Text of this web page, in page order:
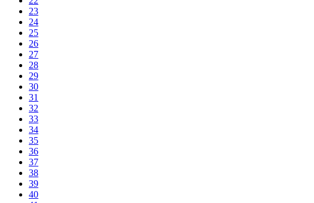
23
24
25
26
27
28
29
30
31
32
33
34
35
36
37
38
39
40